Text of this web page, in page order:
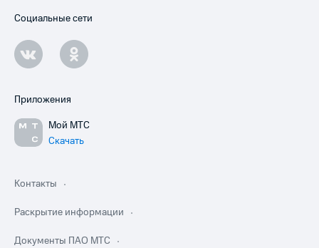
Социальные сети
Приложения
Мой МТС
Скачать
Контакты
Раскрытие информации
Документы ПАО МТС